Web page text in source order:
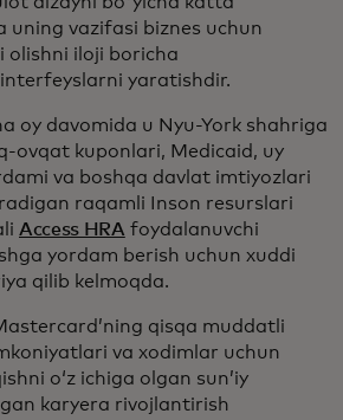
uning vazifasi biznes uchun
olishni iloji boricha
yaratishdir.
oy davomida u Nyu-York shahriga
ovqat kuponlari, Medicaid, uy
va boshqa davlat imtiyozlari
raqamli Inson resurslari
Access HRA foydalanuvchi
yordam berish uchun xuddi
qilib kelmoqda.
qisqa muddatli
va xodimlar uchun
o‘z ichiga olgan sun’iy
karyera rivojlantirish